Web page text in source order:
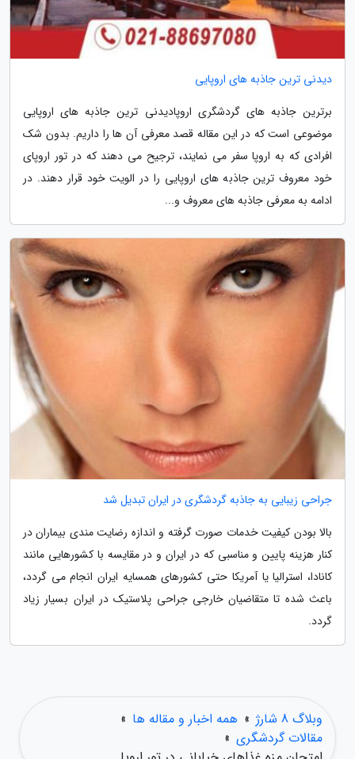
دیدنی ترین جاذبه های اروپایی
برترین جاذبه های گردشگری اروپادیدنی ترین جاذبه های اروپایی
موضوعی است که در این مقاله قصد معرفی آن ها را داریم. بدون شک
افرادی که به اروپا سفر می نمایند، ترجیح می دهند که در تور اروپای
خود معروف ترین جاذبه های اروپایی را در الویت خود قرار دهند. در
ادامه به معرفی جاذبه های معروف و...
جراحی زیبایی به جاذبه گردشگری در ایران تبدیل شد
بالا بودن کیفیت خدمات صورت گرفته و اندازه رضایت مندی بیماران در
کنار هزینه پایین و مناسبی که در ایران و در مقایسه با کشورهایی مانند
کانادا، استرالیا یا آمریکا حتی کشورهای همسایه ایران انجام می گردد،
باعث شده تا متقاضیان خارجی جراحی پلاستیک در ایران بسیار زیاد
گردد.
وبلاگ 8 شارژ » همه اخبار و مقاله ها »
مقالات گردشگری »